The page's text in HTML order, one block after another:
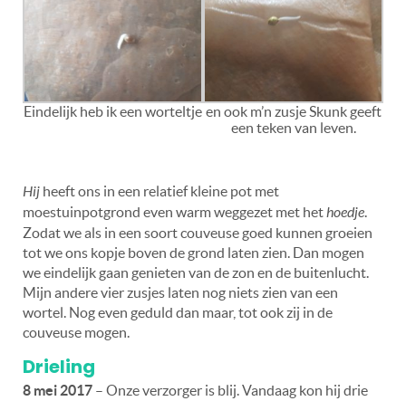
Eindelijk heb ik een worteltje en ook m’n zusje Skunk geeft
een teken van leven.
Hij heeft ons in een relatief kleine pot met
moestuinpotgrond even warm weggezet met hethoedje.
Zodat we als in een soort couveuse goed kunnen groeien
tot we ons kopje boven de grond laten zien. Dan mogen
we eindelijk gaan genieten van de zon en de buitenlucht.
Mijn andere vier zusjes laten nog niets zien van een
wortel. Nog even geduld dan maar, tot ook zij in de
couveuse mogen.
Drieling
8 mei 2017 – Onze verzorger is blij. Vandaag kon hij drie